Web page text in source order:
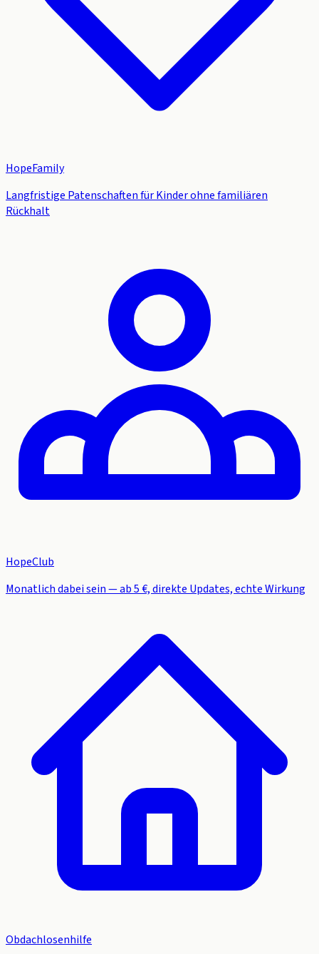
HopeFamily
Langfristige Patenschaften für Kinder ohne familiären
Rückhalt
HopeClub
Monatlich dabei sein — ab 5 €, direkte Updates, echte Wirkung
Obdachlosenhilfe